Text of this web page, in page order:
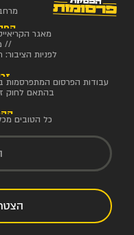
מאגר
//
לפניות הציבור:
עבודות הפרסום
בהתאם לחוק
כל הטובים